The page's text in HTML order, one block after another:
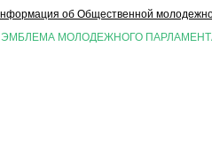
об Общественной
ЭМБЛЕМА МОЛОДЕЖНОГО